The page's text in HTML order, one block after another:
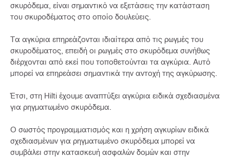
σκυρόδεμα, είναι σημαντικό να εξετάσεις την κατάσταση
του σκυροδέματος στο οποίο δουλεύεις.
Τα αγκύρια επηρεάζονται ιδιαίτερα από τις ρωγμές του
σκυροδέματος, επειδή οι ρωγμές στο σκυρόδεμα συνήθως
διέρχονται από εκεί που τοποθετούνται τα αγκύρια. Αυτό
μπορεί να επηρεάσει σημαντικά την αντοχή της αγκύρωσης.
Έτσι, στη Hilti έχουμε αναπτύξει αγκύρια ειδικά σχεδιασμένα
για ρηγματωμένο σκυρόδεμα.
Ο σωστός προγραμματισμός και η χρήση αγκυρίων ειδικά
σχεδιασμένων για ρηγματωμένο σκυρόδεμα μπορεί να
συμβάλει στην κατασκευή ασφαλών δομών και στην